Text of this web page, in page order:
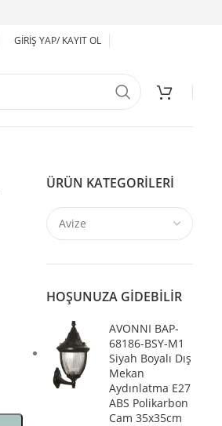
GIRIŞ YAP/ KAYIT OL
ÜRÜN KATEGORILERI
HOŞUNUZA GIDEBILIR
AVONNI BAP-
68186-BSY-M1
Siyah Boyalı Dış
Mekan
Aydınlatma E27
ABS Polikarbon
Cam 35x35cm